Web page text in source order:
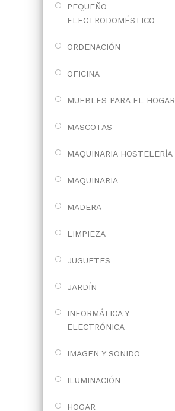
PEQUEÑO
ELECTRODOMÉSTICO
ORDENACIÓN
OFICINA
MUEBLES PARA EL HOGAR
MASCOTAS
MAQUINARIA HOSTELERÍA
MAQUINARIA
MADERA
LIMPIEZA
JUGUETES
JARDÍN
INFORMÁTICA Y
ELECTRÓNICA
IMAGEN Y SONIDO
ILUMINACIÓN
HOGAR